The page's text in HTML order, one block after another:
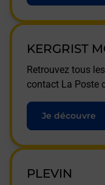
KERGRIST
Retrouvez tous
contact La Poste
Je découvre
PLEVIN